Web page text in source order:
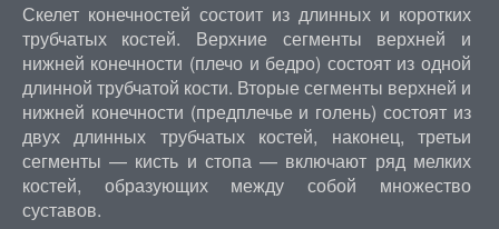
Скелет конечностей состоит из длинных и коротких
трубчатых костей. Верхние сегменты верхней и
нижней конечности (плечо и бедро) состоят из одной
длинной трубчатой кости. Вторые сегменты верхней и
нижней конечности (предплечье и голень) состоят из
двух длинных трубчатых костей, наконец, третьи
сегменты — кисть и стопа — включают ряд мелких
костей, образующих между собой множество
суставов.